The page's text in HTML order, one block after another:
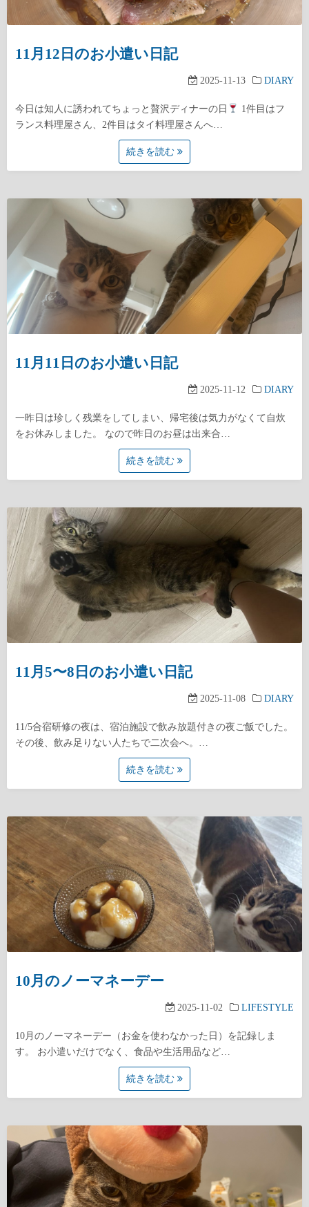
11月12日のお小遣い日記
2025-11-13 DIARY
今日は知人に誘われてちょっと贅沢ディナーの日
1件目はフ
ランス料理屋さん、2件目はタイ料理屋さんへ…
続きを読む
11月11日のお小遣い日記
2025-11-12 DIARY
一昨日は珍しく残業をしてしまい、帰宅後は気力がなくて自炊
をお休みしました。 なので昨日のお昼は出来合…
続きを読む
11月5〜8日のお小遣い日記
2025-11-08 DIARY
11/5合宿研修の夜は、宿泊施設で飲み放題付きの夜ご飯でした。
その後、飲み足りない人たちで二次会へ。…
続きを読む
10月のノーマネーデー
2025-11-02 LIFESTYLE
10月のノーマネーデー（お金を使わなかった日）を記録しま
す。 お小遣いだけでなく、食品や生活用品など…
続きを読む